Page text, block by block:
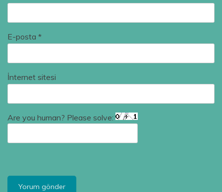
E-posta *
İnternet sitesi
Are you human? Please solve: